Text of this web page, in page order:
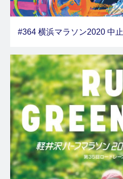
#364 横浜マラソン2020 中止